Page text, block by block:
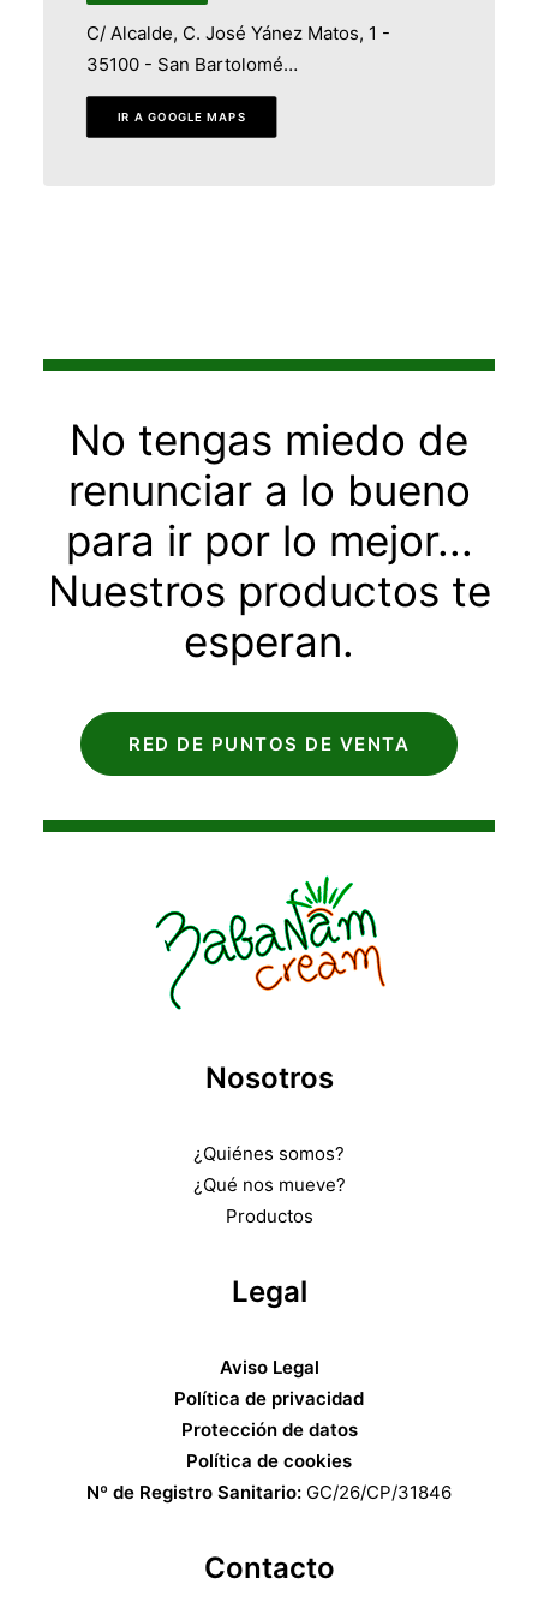
C/ Alcalde, C. José Yánez Matos, 1 -
35100 - San Bartolomé…
IR A GOOGLE MAPS
No tengas miedo de
renunciar a lo bueno
para ir por lo mejor...
Nuestros productos te
esperan.
RED DE PUNTOS DE VENTA
Nosotros
¿Quiénes somos?
¿Qué nos mueve?
Productos
Legal
Aviso Legal
Política de privacidad
Protección de datos
Política de cookies
Nº de Registro Sanitario: GC/26/CP/31846
Contacto